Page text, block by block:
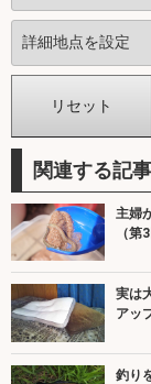
関連する記事
主婦
（第
実は
アッ
釣り